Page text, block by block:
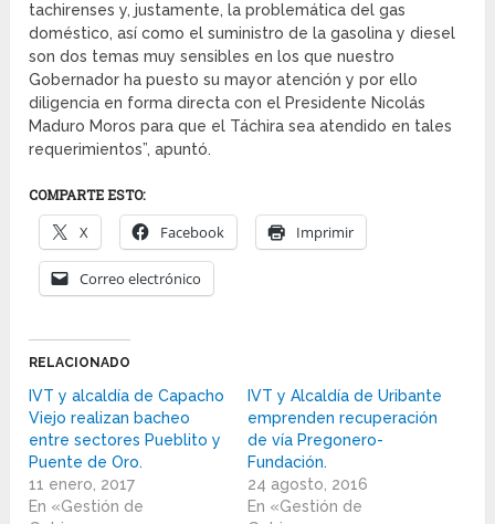
tachirenses y, justamente, la problemática del gas
doméstico, así como el suministro de la gasolina y diesel
son dos temas muy sensibles en los que nuestro
Gobernador ha puesto su mayor atención y por ello
diligencia en forma directa con el Presidente Nicolás
Maduro Moros para que el Táchira sea atendido en tales
requerimientos”, apuntó.
COMPARTE ESTO:
X Facebook Imprimir
Correo electrónico
RELACIONADO
IVT y alcaldía de Capacho
Viejo realizan bacheo
entre sectores Pueblito y
Puente de Oro.
11 enero, 2017
En «Gestión de
IVT y Alcaldía de Uribante
emprenden recuperación
de vía Pregonero-
Fundación.
24 agosto, 2016
En «Gestión de